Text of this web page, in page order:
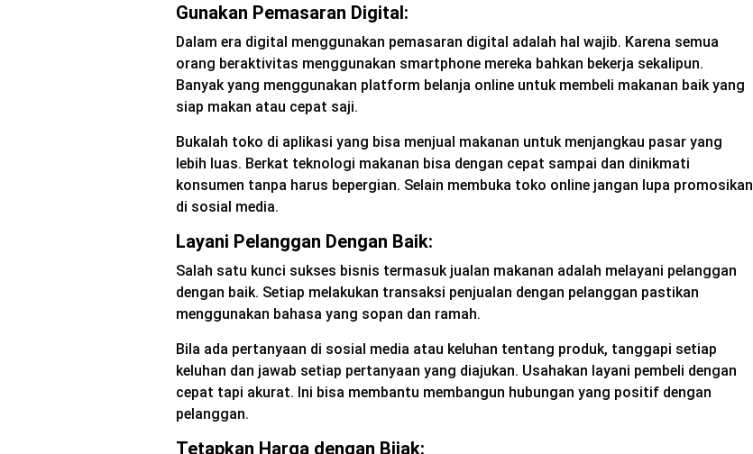
Gunakan Pemasaran Digital:
Dalam era digital menggunakan pemasaran digital adalah hal wajib. Karena semua
orang beraktivitas menggunakan smartphone mereka bahkan bekerja sekalipun.
Banyak yang menggunakan platform belanja online untuk membeli makanan baik yang
siap makan atau cepat saji.
Bukalah toko di aplikasi yang bisa menjual makanan untuk menjangkau pasar yang
lebih luas. Berkat teknologi makanan bisa dengan cepat sampai dan dinikmati
konsumen tanpa harus bepergian. Selain membuka toko online jangan lupa promosikan
di sosial media.
Layani Pelanggan Dengan Baik:
Salah satu kunci sukses bisnis termasuk jualan makanan adalah melayani pelanggan
dengan baik. Setiap melakukan transaksi penjualan dengan pelanggan pastikan
menggunakan bahasa yang sopan dan ramah.
Bila ada pertanyaan di sosial media atau keluhan tentang produk, tanggapi setiap
keluhan dan jawab setiap pertanyaan yang diajukan. Usahakan layani pembeli dengan
cepat tapi akurat. Ini bisa membantu membangun hubungan yang positif dengan
pelanggan.
Tetapkan Harga dengan Bijak: